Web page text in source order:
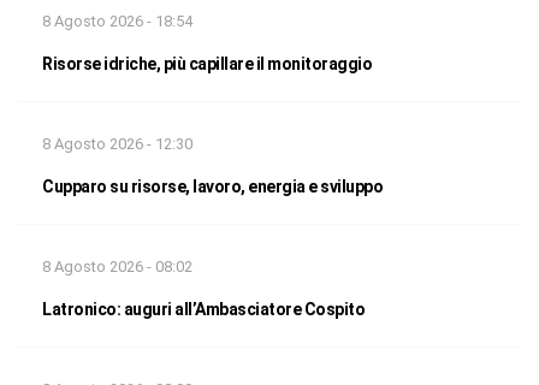
8 Agosto 2026 - 18:54
Risorse idriche, più capillare il monitoraggio
8 Agosto 2026 - 12:30
Cupparo su risorse, lavoro, energia e sviluppo
8 Agosto 2026 - 08:02
Latronico: auguri all’Ambasciatore Cospito